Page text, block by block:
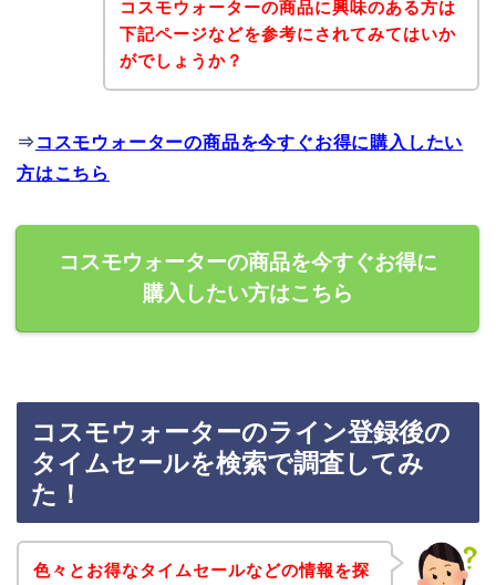
コスモウォーターの商品に興味のある方は
下記ページなどを参考にされてみてはいか
がでしょうか？
⇒ コスモウォーターの商品を今すぐお得に購入したい
方はこちら
コスモウォーターの商品を今すぐお得に
購入したい方はこちら
コスモウォーターのライン登録後の
タイムセールを検索で調査してみ
た！
色々とお得なタイムセールなどの情報を探